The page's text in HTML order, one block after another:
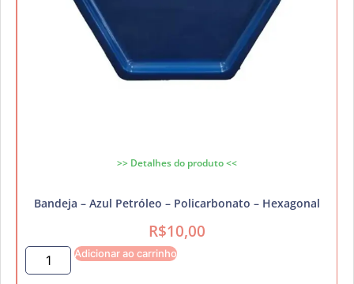
>> Detalhes do produto <<
Bandeja – Azul Petróleo – Policarbonato – Hexagonal
R$10,00
Adicionar ao carrinho